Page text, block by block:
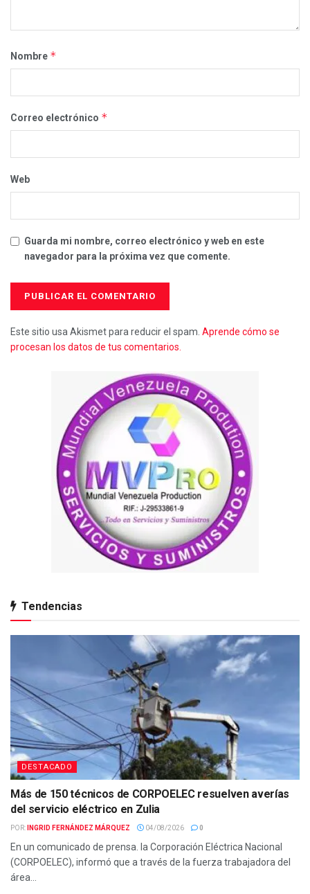
Nombre *
Correo electrónico *
Web
Guarda mi nombre, correo electrónico y web en este
navegador para la próxima vez que comente.
Este sitio usa Akismet para reducir el spam. Aprende cómo se
procesan los datos de tus comentarios.
Tendencias
DESTACADO
Más de 150 técnicos de CORPOELEC resuelven averías
del servicio eléctrico en Zulia
POR: INGRID FERNÁNDEZ MÁRQUEZ 04/08/2026 0
En un comunicado de prensa. la Corporación Eléctrica Nacional
(CORPOELEC), informó que a través de la fuerza trabajadora del
área...